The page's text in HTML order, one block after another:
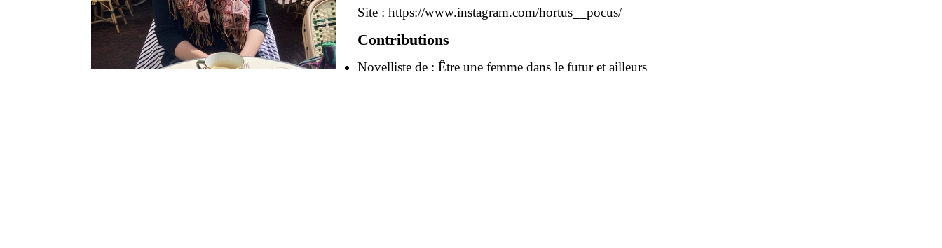
Site : https://www.instagram.com/hortus__pocus/
Contributions
Novelliste de : Être une femme dans le futur et ailleurs